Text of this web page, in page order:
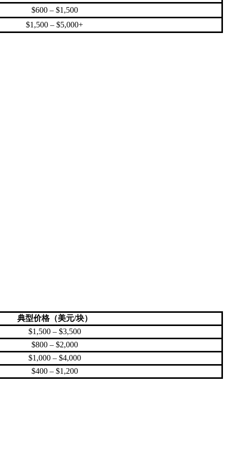
$600 – $1,500
$1,500 – $5,000+
典型价格（美元/块）
$1,500 – $3,500
$800 – $2,000
$1,000 – $4,000
$400 – $1,200